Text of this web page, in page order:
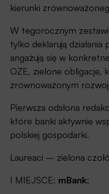
kierunki
W tegorocznym
tylko deklarują
angażują się w
OZE, zielone obligacje,
zrównoważonym
Pierwsza odsłona
które banki aktywnie
polskiej gospodarki.
Laureaci – zielona
I MIEJSCE: mBank;